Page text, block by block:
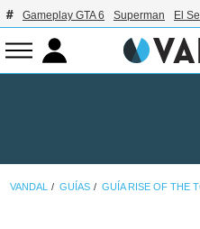
Gameplay GTA 6 Superman El
VANDAL GUÍAS GUÍA RISE OF THE